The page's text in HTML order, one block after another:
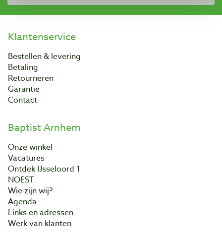
Klantenservice
Bestellen & levering
Betaling
Retourneren
Garantie
Contact
Baptist Arnhem
Onze winkel
Vacatures
Ontdek IJsseloord 1
NOEST
Wie zijn wij?
Agenda
Links en adressen
Werk van klanten